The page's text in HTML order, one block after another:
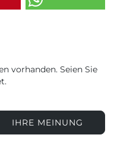
vorhanden. Seien Sie
IHRE MEINUNG